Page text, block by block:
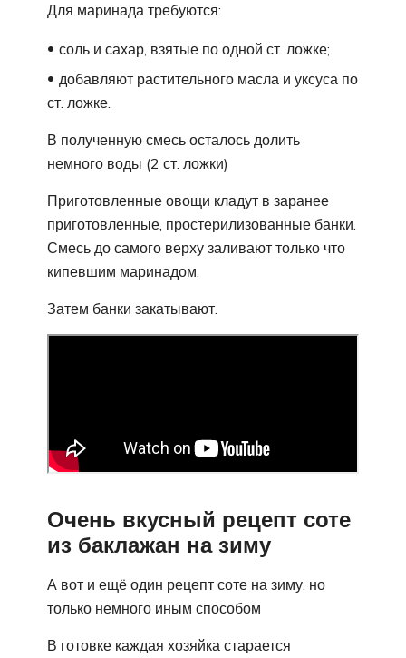
Для маринада требуются:
соль и сахар, взятые по одной ст. ложке;
добавляют растительного масла и уксуса по
ст. ложке.
В полученную смесь осталось долить
немного воды (2 ст. ложки)
Приготовленные овощи кладут в заранее
приготовленные, простерилизованные банки.
Смесь до самого верху заливают только что
кипевшим маринадом.
Затем банки закатывают.
Очень вкусный рецепт соте
из баклажан на зиму
А вот и ещё один рецепт соте на зиму, но
только немного иным способом
В готовке каждая хозяйка старается